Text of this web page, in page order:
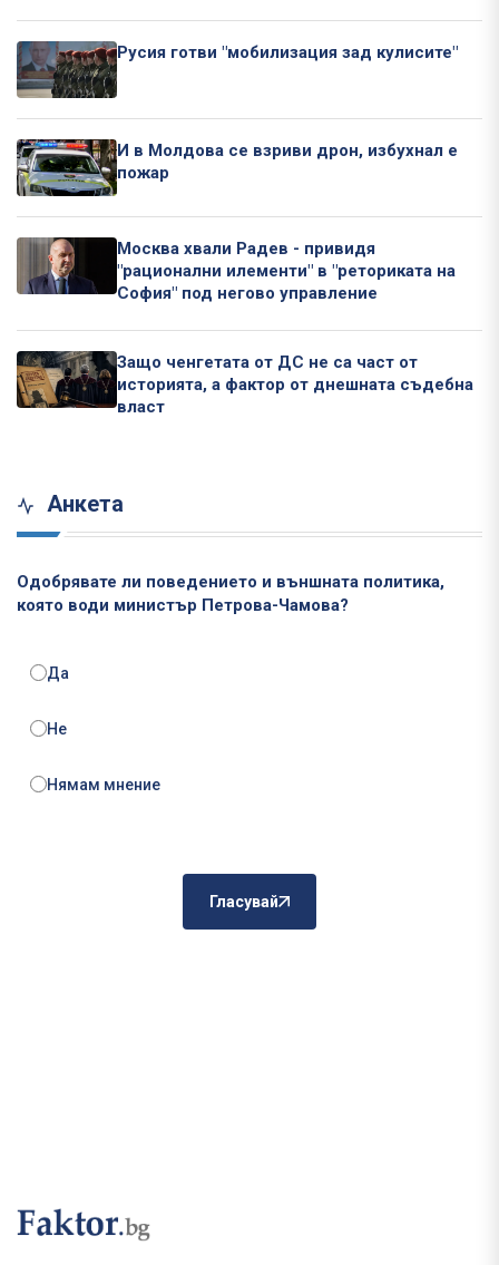
Русия готви "мобилизация зад кулисите"
И в Молдова се взриви дрон, избухнал е
пожар
Москва хвали Радев - привидя
"рационални илементи" в "реториката на
София" под негово управление
Защо ченгетата от ДС не са част от
историята, а фактор от днешната съдебна
власт
Анкета
Одобрявате ли поведението и външната политика,
която води министър Петрова-Чамова?
Да
Не
Нямам мнение
Гласувай